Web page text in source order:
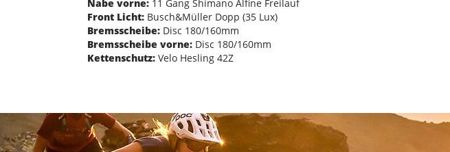
Nabe vorne: 11 Gang Shimano Alfine Freilauf
Front Licht: Busch&Müller Dopp (35 Lux)
Bremsscheibe: Disc 180/160mm
Bremsscheibe vorne: Disc 180/160mm
Kettenschutz: Velo Hesling 42Z